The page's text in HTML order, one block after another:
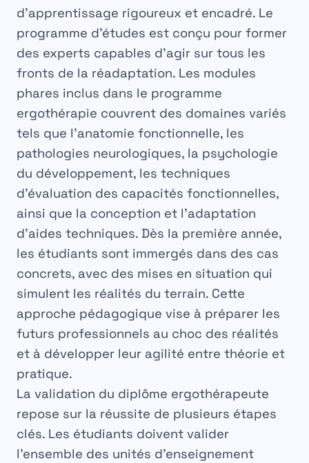
d’apprentissage rigoureux et encadré. Le
programme d’études est conçu pour former
des experts capables d’agir sur tous les
fronts de la réadaptation. Les modules
phares inclus dans le programme
ergothérapie couvrent des domaines variés
tels que l’anatomie fonctionnelle, les
pathologies neurologiques, la psychologie
du développement, les techniques
d’évaluation des capacités fonctionnelles,
ainsi que la conception et l’adaptation
d’aides techniques. Dès la première année,
les étudiants sont immergés dans des cas
concrets, avec des mises en situation qui
simulent les réalités du terrain. Cette
approche pédagogique vise à préparer les
futurs professionnels au choc des réalités
et à développer leur agilité entre théorie et
pratique.
La validation du diplôme ergothérapeute
repose sur la réussite de plusieurs étapes
clés. Les étudiants doivent valider
l’ensemble des unités d’enseignement